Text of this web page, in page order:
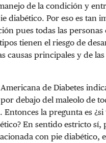
de la condición y
diabético. Por eso es tan
pues todas las personas
tienen el riesgo de
causas principales y de
de Diabetes
debajo del maleolo de
Entonces la pregunta es ¿si
En sentido estricto sí,
con pie diabético,